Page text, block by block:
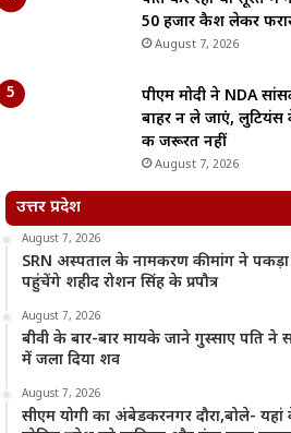
50 हजार कैश लेकर
August 7, 2026
पीएम मोदी ने NDA
बाहर न ले जाएं,
की जरूरत नहीं
August 7, 2026
उत्तर प्रदेश
August 7, 2026
SRN अस्पताल के नामकरण की मांग ने
पहुंचेंगे शहीद रोशन सिंह के प्रपौत्र
August 7, 2026
बीवी के बार-बार मायके जाने गुस्साए पति ने
में जला दिया शव
August 7, 2026
सीएम योगी का अंबेडकरनगर दौरा,बोले-